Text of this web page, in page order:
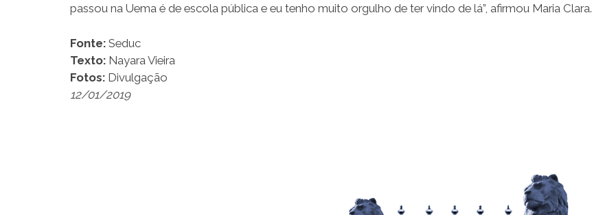
passou na Uema é de escola pública e eu tenho muito orgulho de ter vindo de lá”, afirmou Maria Clara.
Fonte: Seduc
Texto: Nayara Vieira
Fotos: Divulgação
12/01/2019